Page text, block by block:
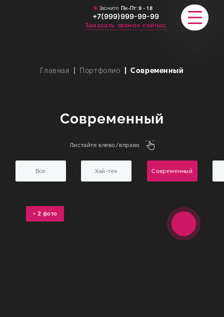
Звоните Пн-Пт:9 - 18
+7(999)999-99-99
Заказать звонок сейчас
КАТАЛОГ
СТОИМОСТЬ
ИНФОРМАЦИЯ
Главная Портфолио Современный
Современный
Листайте влево/вправо
Все Хай-тек Современный
+ 2 фото